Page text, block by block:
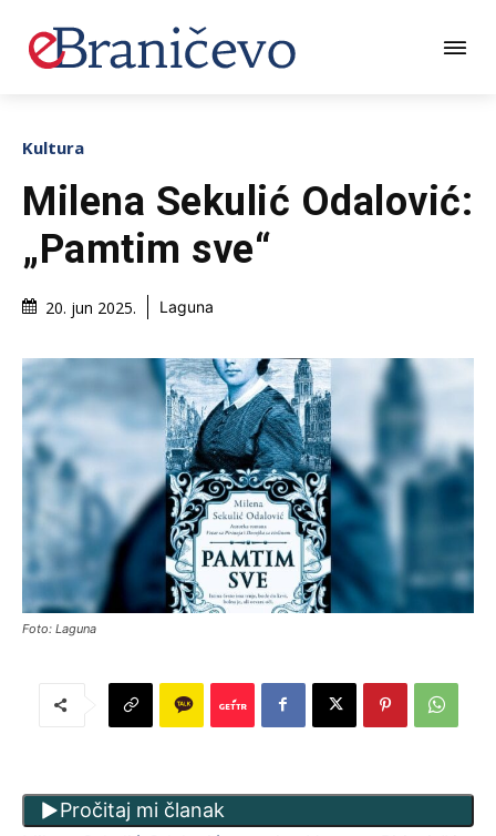
Kultura
Milena Sekulić Odalović:
„Pamtim sve“
20. jun 2025. Laguna
Foto: Laguna
Pročitaj mi članak